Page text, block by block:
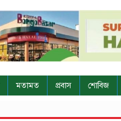
মতামত প্রবাস শোবিজ